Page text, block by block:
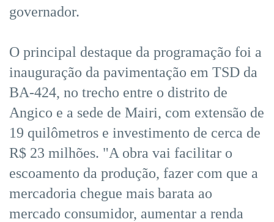
governador.
O principal destaque da programação foi a
inauguração da pavimentação em TSD da
BA-424, no trecho entre o distrito de
Angico e a sede de Mairi, com extensão de
19 quilômetros e investimento de cerca de
R$ 23 milhões. "A obra vai facilitar o
escoamento da produção, fazer com que a
mercadoria chegue mais barata ao
mercado consumidor, aumentar a renda